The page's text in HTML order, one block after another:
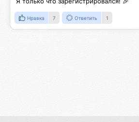
Нравка 7 Ответить 1